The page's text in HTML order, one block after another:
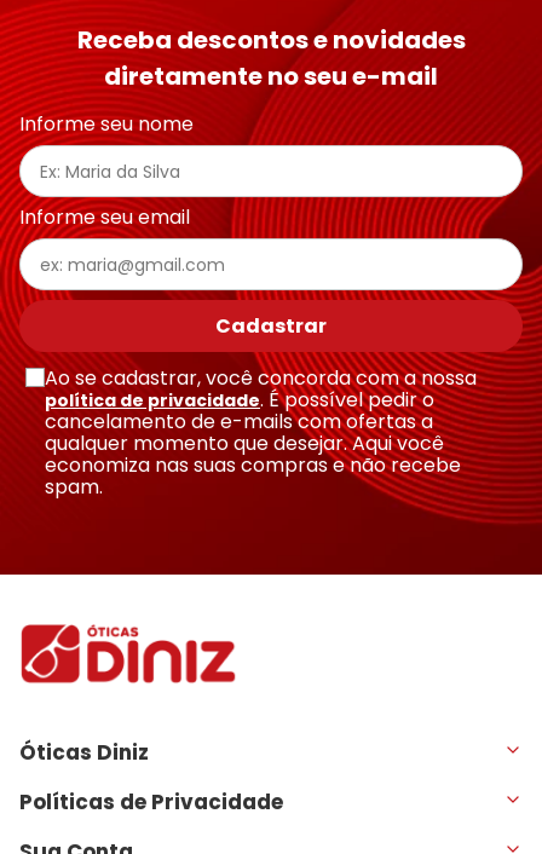
Receba descontos e novidades
diretamente no seu e-mail
Informe seu nome
Informe seu email
Cadastrar
Ao se cadastrar, você concorda com a nossa
política de privacidade. É possível pedir o
cancelamento de e-mails com ofertas a
qualquer momento que desejar. Aqui você
economiza nas suas compras e não recebe
spam.
Óticas Diniz
Políticas de Privacidade